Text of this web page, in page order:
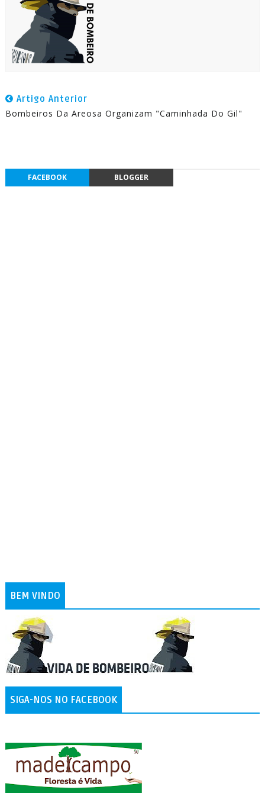
Artigo Anterior
Bombeiros Da Areosa Organizam "Caminhada Do Gil"
FACEBOOK BLOGGER
BEM VINDO
SIGA-NOS NO FACEBOOK